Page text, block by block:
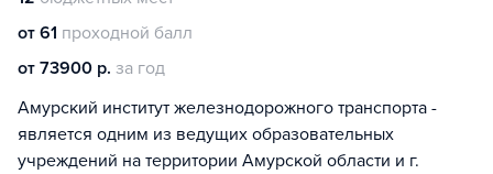
от 61 проходной балл
от 73900 р. за год
Амурский институт железнодорожного транспорта -
является одним из ведущих образовательных
учреждений на территории Амурской области и г.